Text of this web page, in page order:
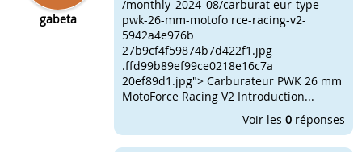
gabeta
/monthly_2024_08/carburat eur-type-
pwk-26-mm-motofo rce-racing-v2-
5942a4e976b
27b9cf4f59874b7d422f1.jpg
.ffd99b89ef99ce0218e16c7a
20ef89d1.jpg"> Carburateur PWK 26 mm
MotoForce Racing V2 Introduction...
Voir les 0 réponses